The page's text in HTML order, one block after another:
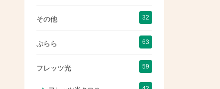
その他 32
ぷらら 63
フレッツ光 59